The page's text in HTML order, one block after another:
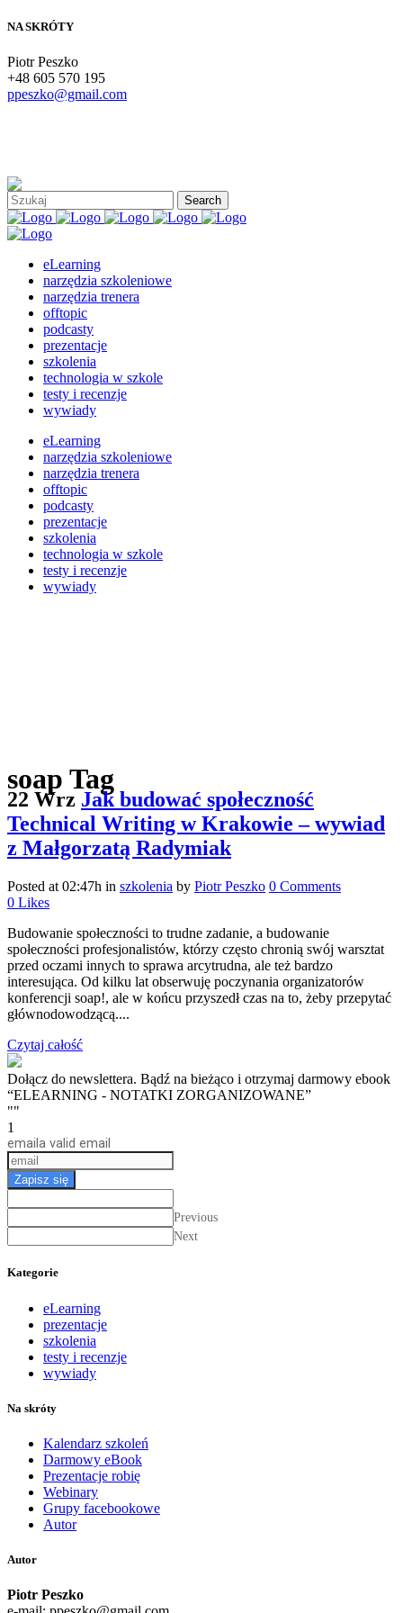
NA SKRÓTY
Piotr Peszko
+48 605 570 195
ppeszko@gmail.com
eLearning
narzędzia szkoleniowe
narzędzia trenera
offtopic
podcasty
prezentacje
szkolenia
technologia w szkole
testy i recenzje
wywiady
eLearning
narzędzia szkoleniowe
narzędzia trenera
offtopic
podcasty
prezentacje
szkolenia
technologia w szkole
testy i recenzje
wywiady
soap Tag
22 Wrz Jak budować społeczność
Technical Writing w Krakowie – wywiad
z Małgorzatą Radymiak
Posted at 02:47h in szkolenia by Piotr Peszko 0 Comments
0 Likes
Budowanie społeczności to trudne zadanie, a budowanie
społeczności profesjonalistów, którzy często chronią swój warsztat
przed oczami innych to sprawa arcytrudna, ale też bardzo
interesująca. Od kilku lat obserwuję poczynania organizatorów
konferencji soap!, ale w końcu przyszedł czas na to, żeby przepytać
głównodowodzącą....
Czytaj całość
Dołącz do newslettera. Bądź na bieżąco i otrzymaj darmowy ebook
“ELEARNING - NOTATKI ZORGANIZOWANE”
""
1
email a valid email
Zapisz się
Previous
Next
Kategorie
eLearning
prezentacje
szkolenia
testy i recenzje
wywiady
Na skróty
Kalendarz szkoleń
Darmowy eBook
Prezentacje robię
Webinary
Grupy facebookowe
Autor
Autor
Piotr Peszko